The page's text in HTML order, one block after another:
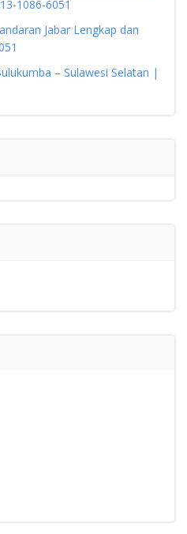
1086-6051
Jabar Lengkap dan
– Sulawesi Selatan |